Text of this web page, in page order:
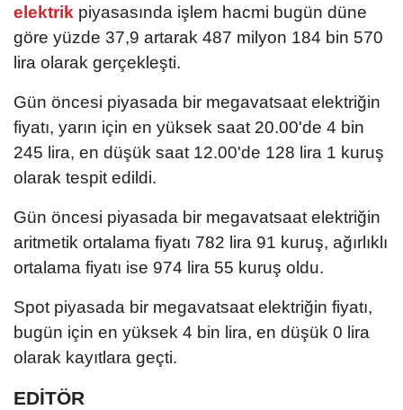
elektrik piyasasında işlem hacmi bugün düne
göre yüzde 37,9 artarak 487 milyon 184 bin 570
lira olarak gerçekleşti.
Gün öncesi piyasada bir megavatsaat elektriğin
fiyatı, yarın için en yüksek saat 20.00'de 4 bin
245 lira, en düşük saat 12.00'de 128 lira 1 kuruş
olarak tespit edildi.
Gün öncesi piyasada bir megavatsaat elektriğin
aritmetik ortalama fiyatı 782 lira 91 kuruş, ağırlıklı
ortalama fiyatı ise 974 lira 55 kuruş oldu.
Spot piyasada bir megavatsaat elektriğin fiyatı,
bugün için en yüksek 4 bin lira, en düşük 0 lira
olarak kayıtlara geçti.
EDİTÖR